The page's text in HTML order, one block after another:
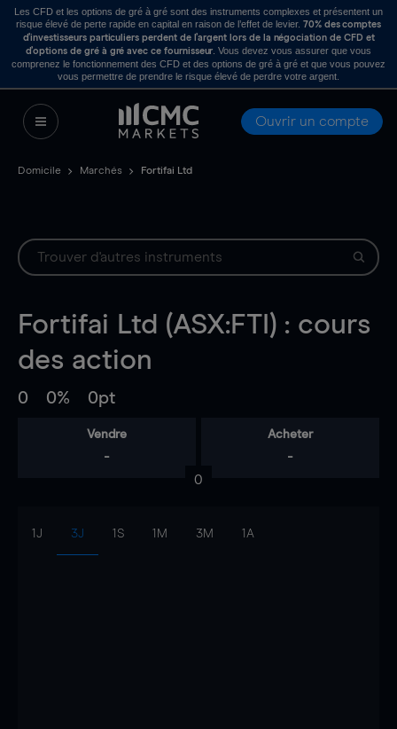
Les CFD et les options de gré à gré sont des instruments complexes et présentent un
risque élevé de perte rapide en capital en raison de l’effet de levier. 70% des comptes
d’investisseurs particuliers perdent de l’argent lors de la négociation de CFD et
d’options de gré à gré avec ce fournisseur . Vous devez vous assurer que vous
comprenez le fonctionnement des CFD et des options de gré à gré et que vous pouvez
vous permettre de prendre le risque élevé de perdre votre argent.
Ouvrir un compte
Domicile Marchés Fortifai Ltd
Fortifai Ltd (ASX:FTI) : cours
des action
0 0% 0pt
Vendre
-
Acheter
-
0
1J 3J 1S 1M 3M 1A